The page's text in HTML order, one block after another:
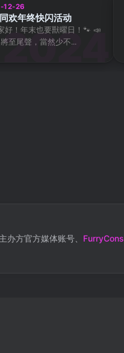
12-26
欢年终快闪活动
好！年末也要獸曜日！🐾 ​📣
至尾聲，當然少不...
方官方媒体账号、 FurryCons